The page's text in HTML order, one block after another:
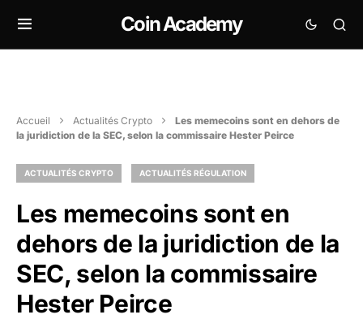
Coin Academy
Accueil Actualités Crypto
Les memecoins sont en dehors de
la juridiction de la SEC, selon la commissaire Hester Peirce
ACTUALITÉS CRYPTO ACTUALITÉS RÉGULATION
Les memecoins sont en
dehors de la juridiction de la
SEC, selon la commissaire
Hester Peirce